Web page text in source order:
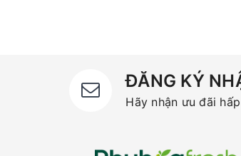
ĐĂNG KÝ
Hãy nhận ưu đãi